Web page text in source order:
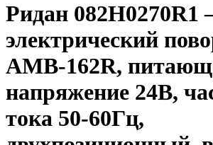
Ридан
электрический
AMB-162R,
напряжение 24В,
тока 50-60Гц,